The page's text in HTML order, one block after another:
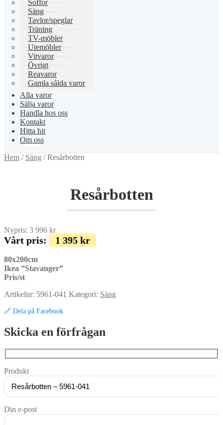
Soffor
Säng
Tavlor/speglar
Träning
TV-möbler
Utemöbler
Vitvaror
Övrigt
Reavaror
Gamla sålda varor
Alla varor
Sälja varor
Handla hos oss
Kontakt
Hitta hit
Om oss
Hem / Säng /Resårbotten
Resårbotten
Nypris: 3 996 kr
Vårt pris: 1 395 kr
80x200cm
Ikea ”Stavanger”
Pris/st
Artikelnr: 5961-041 Kategori: Säng
🔗 Dela på Facebook
Skicka en förfrågan
Produkt
Din e-post